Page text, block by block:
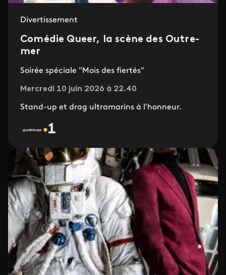
Divertissement
Comédie Queer, la scène des Outre-
mer
Soirée spéciale "Mois des fiertés"
Mercredi 10 juin 2026 à 22.40
Stand-up et drag ultramarins à l'honneur.